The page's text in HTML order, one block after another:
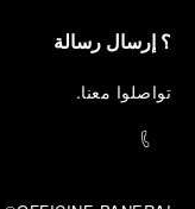
؟ إرسال رسالة
تواصلوا معنا.